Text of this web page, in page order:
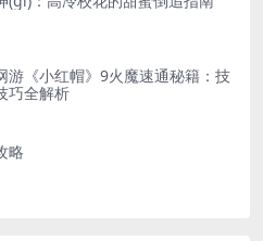
游《小红帽》9火魔速通秘籍：技
巧全解析
略